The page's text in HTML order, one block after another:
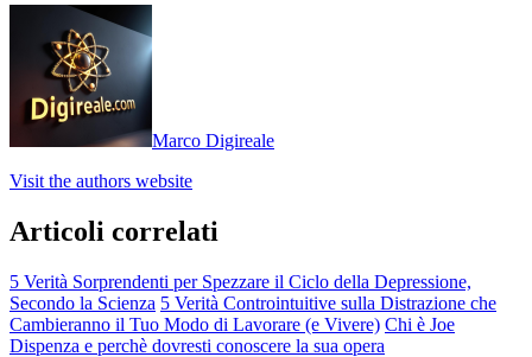
Marco Digireale
Visit the authors website
Articoli correlati
5 Verità Sorprendenti per Spezzare il Ciclo della Depressione,
Secondo la Scienza 5 Verità Controintuitive sulla Distrazione che
Cambieranno il Tuo Modo di Lavorare (e Vivere) Chi è Joe
Dispenza e perchè dovresti conoscere la sua opera